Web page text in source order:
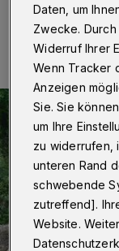
05.09.2019 ,
Daten, um
Zwecke.
Widerruf Ihrer
Wenn Tracker
Anzeigen
Sie. Sie
um Ihre
zu widerrufen,
unteren Rand
schwebende
zutreffend].
Website.